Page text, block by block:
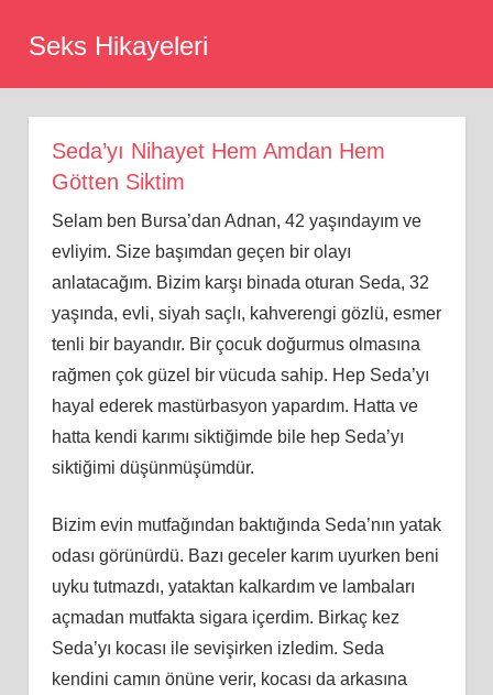
Seks Hikayeleri
Seda’yı Nihayet Hem Amdan Hem
Götten Siktim
Selam ben Bursa’dan Adnan, 42 yaşındayım ve
evliyim. Size başımdan geçen bir olayı
anlatacağım. Bizim karşı binada oturan Seda, 32
yaşında, evli, siyah saçlı, kahverengi gözlü, esmer
tenli bir bayandır. Bir çocuk doğurmus olmasına
rağmen çok güzel bir vücuda sahip. Hep Seda’yı
hayal ederek mastürbasyon yapardım. Hatta ve
hatta kendi karımı siktiğimde bile hep Seda’yı
siktiğimi düşünmüşümdür.
Bizim evin mutfağından baktığında Seda’nın yatak
odası görünürdü. Bazı geceler karım uyurken beni
uyku tutmazdı, yataktan kalkardım ve lambaları
açmadan mutfakta sigara içerdim. Birkaç kez
Seda’yı kocası ile sevişirken izledim. Seda
kendini camın önüne verir, kocası da arkasına